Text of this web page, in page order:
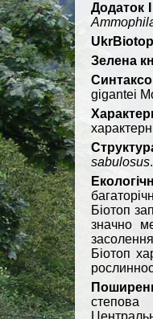
Додаток
UkrBiotop
Зелена
gigantei
sabulosus.
Біотоп
значно
Біотоп
степова